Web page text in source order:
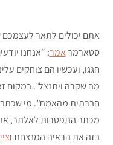
אתם יכולים לתאר לעצמכם
סטארמראמר: “אנחנו
חגגו, ועכשיו הם צוחקים
מה שקרה ויתנצל”.
חברתית מהאמת”. מי
מכתב התפטרות לאלתר,
בזה את הראיה המנצחת ו